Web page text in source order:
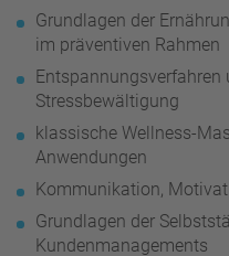
Grundlagen der
im präventiven Rahmen
Entspannungsverfahren
Stressbewältigung
klassische Wellness-
Anwendungen
Kommunikation,
Grundlagen der
Kundenmanagements